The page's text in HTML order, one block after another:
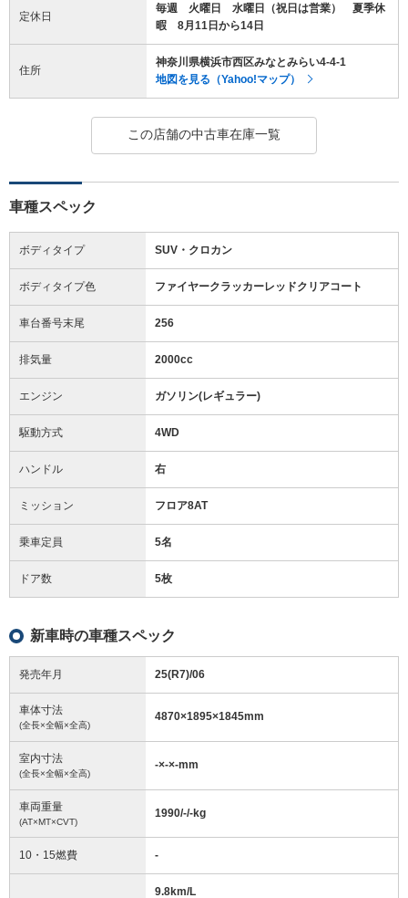
定休日
毎週 火曜日 水曜日（祝日は営業） 夏季休
暇 8月11日から14日
住所
神奈川県横浜市西区みなとみらい4-4-1
地図を見る（Yahoo!マップ）
この店舗の中古車在庫一覧
車種スペック
ボディタイプ SUV・クロカン
ボディタイプ色 ファイヤークラッカーレッドクリアコート
車台番号末尾 256
排気量 2000cc
エンジン ガソリン(レギュラー)
駆動方式 4WD
ハンドル 右
ミッション フロア8AT
乗車定員 5名
ドア数 5枚
新車時の車種スペック
発売年月 25(R7)/06
車体寸法
(全長×全幅×全高)
4870×1895×1845mm
室内寸法
(全長×全幅×全高)
-×-×-mm
車両重量
(AT×MT×CVT)
1990/-/-kg
10・15燃費 -
9.8km/L